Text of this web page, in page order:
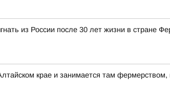
из России после 30 лет жизни в стране
крае и занимается там